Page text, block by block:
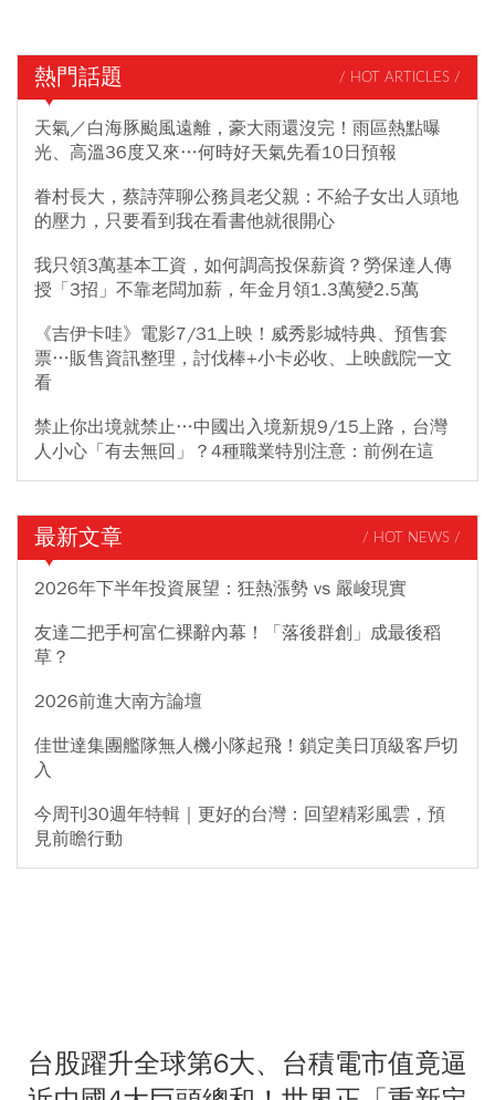
熱門話題 / HOT ARTICLES /
天氣／白海豚颱風遠離，豪大雨還沒完！雨區熱點曝
光、高溫36度又來…何時好天氣先看10日預報
眷村長大，蔡詩萍聊公務員老父親：不給子女出人頭地
的壓力，只要看到我在看書他就很開心
我只領3萬基本工資，如何調高投保薪資？勞保達人傳
授「3招」不靠老闆加薪，年金月領1.3萬變2.5萬
《吉伊卡哇》電影7/31上映！威秀影城特典、預售套
票…販售資訊整理，討伐棒+小卡必收、上映戲院一文
看
禁止你出境就禁止…中國出入境新規9/15上路，台灣
人小心「有去無回」？4種職業特別注意：前例在這
最新文章 / HOT NEWS /
2026年下半年投資展望：狂熱漲勢 vs 嚴峻現實
友達二把手柯富仁裸辭內幕！「落後群創」成最後稻
草？
2026前進大南方論壇
佳世達集團艦隊無人機小隊起飛！鎖定美日頂級客戶切
入
今周刊30週年特輯｜更好的台灣：回望精彩風雲，預
見前瞻行動
台股躍升全球第6大、台積電市值竟逼